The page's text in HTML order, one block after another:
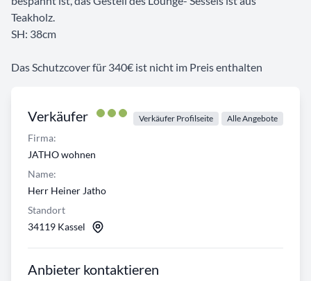
Verkäufer Verkäufer Profilseite Alle Angebote
Firma:
JATHO wohnen
Name:
Herr Heiner Jatho
Standort
34119 Kassel
Anbieter kontaktieren
Teakholz.
SH: 38cm
Das Schutzcover für 340€ ist nicht im Preis enthalten